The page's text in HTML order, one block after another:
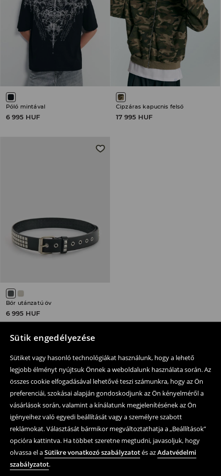
Sütik engedélyezése
Sütiket vagy hasonló technológiákat használunk, hogy a lehető
legjobb élményt nyújtsuk Önnek a weboldalunk használata során. Az
összes cookie elfogadásával lehetővé teszi számunkra, hogy az Ön
preferenciái, szokásai alapján gondoskodjunk az Ön kényelméről a
vásárlások során, valamint a kínálatunk megjelenítésének az Ön
igényeihez való egyedi beállítását vagy a személyre szabott
reklámokat. Választását bármikor megváltoztathatja a „Beállítások”
opcióra kattintva. Ha többet szeretne megtudni, javasoljuk, hogy
olvassa el aSütikre vonatkozó szabályzatotés azAdatvédelmi
szabályzatot.
Póló mintával
6 995 HUF
Cipzáras kapucnis felső
17 995 HUF
Bőr utánzatú öv
6 995 HUF
Kövessen minket
Segítség és kapcsolatfelvétel
Online vásárlás
Felhasználási feltételek és adatvédelmi szabályzat
Jogi kérdések